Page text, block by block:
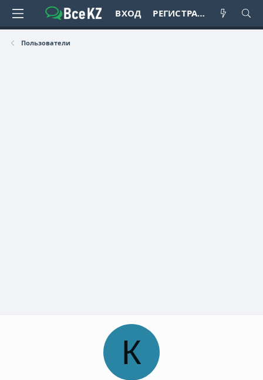
ВХОД РЕГИСТРАЦИЯ
Пользователи
К